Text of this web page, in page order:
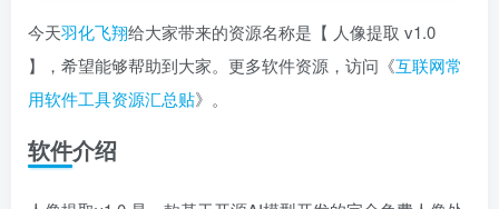
今天羽化飞翔给大家带来的资源名称是【 人像提取 v1.0
】，希望能够帮助到大家。更多软件资源，访问《互联网常
用软件工具资源汇总贴》。
软件介绍